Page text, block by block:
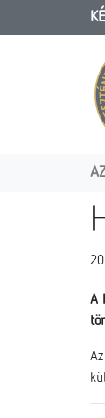
A